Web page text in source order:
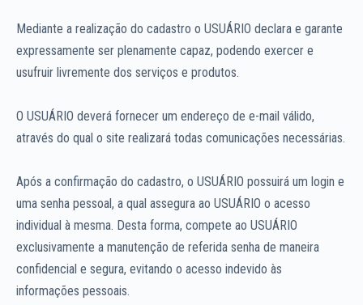
Mediante a realização do cadastro o USUÁRIO declara e garante
expressamente ser plenamente capaz, podendo exercer e
usufruir livremente dos serviços e produtos.
O USUÁRIO deverá fornecer um endereço de e-mail válido,
através do qual o site realizará todas comunicações necessárias.
Após a confirmação do cadastro, o USUÁRIO possuirá um login e
uma senha pessoal, a qual assegura ao USUÁRIO o acesso
individual à mesma. Desta forma, compete ao USUÁRIO
exclusivamente a manutenção de referida senha de maneira
confidencial e segura, evitando o acesso indevido às
informações pessoais.